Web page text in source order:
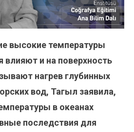
высокие температуры
влияют и на поверхность
нагрев глубинных
вод, Тагыл заявила,
в океанах
последствия для